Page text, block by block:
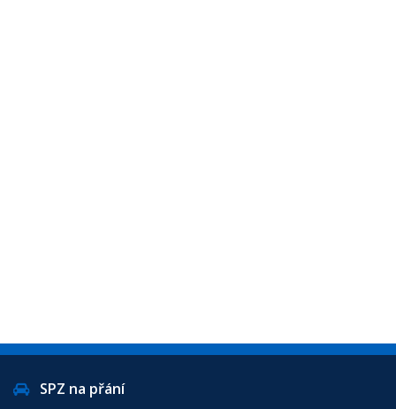
SPZ na přání